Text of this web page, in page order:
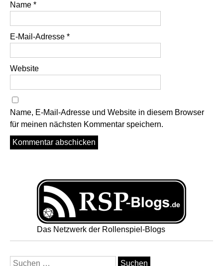
Name *
E-Mail-Adresse *
Website
Name, E-Mail-Adresse und Website in diesem Browser
für meinen nächsten Kommentar speichern.
Das Netzwerk der Rollenspiel-Blogs
Suchen